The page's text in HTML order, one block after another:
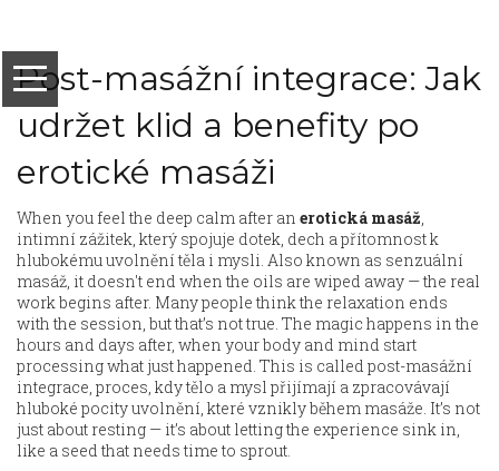
Post-masážní integrace: Jak
udržet klid a benefity po
erotické masáži
When you feel the deep calm after an erotická masáž,
intimní zážitek, který spojuje dotek, dech a přítomnost k
hlubokému uvolnění těla i mysli. Also known as senzuální
masáž, it doesn't end when the oils are wiped away — the real
work begins after. Many people think the relaxation ends
with the session, but that’s not true. The magic happens in the
hours and days after, when your body and mind start
processing what just happened. This is called post-masážní
integrace, proces, kdy tělo a mysl přijímají a zpracovávají
hluboké pocity uvolnění, které vznikly během masáže. It’s not
just about resting — it’s about letting the experience sink in,
like a seed that needs time to sprout.